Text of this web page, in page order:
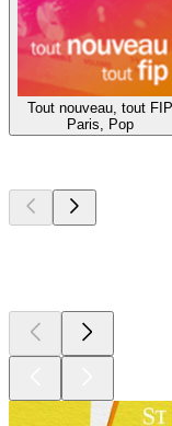
Tout nouveau, tout FIP
Paris, Pop